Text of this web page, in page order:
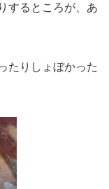
するところが、あ
たりしょぼかった